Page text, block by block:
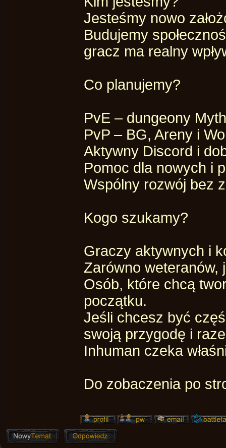
Jesteśmy nowo
Budujemy
gracz ma realny
Co planujemy?
PvE – dungeony
PvP – BG, Areny i
Aktywny Discord i
Pomoc dla nowych i
Wspólny rozwój bez
Kogo szukamy?
Graczy aktywnych i
Zarówno weteranów,
Osób, które chcą
początku.
Jeśli chcesz być
swoją przygodę i
Inhuman czeka
Do zobaczenia po